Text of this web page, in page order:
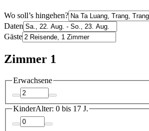
Wo soll’s hingehen?
Daten
Gäste
Zimmer 1
Erwachsene
KinderAlter: 0 bis 17 J.